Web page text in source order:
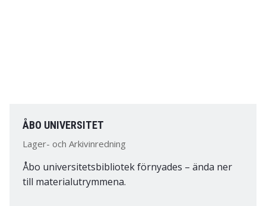
ÅBO UNIVERSITET
Lager- och Arkivinredning
Åbo universitetsbibliotek förnyades – ända ner
till materialutrymmena.